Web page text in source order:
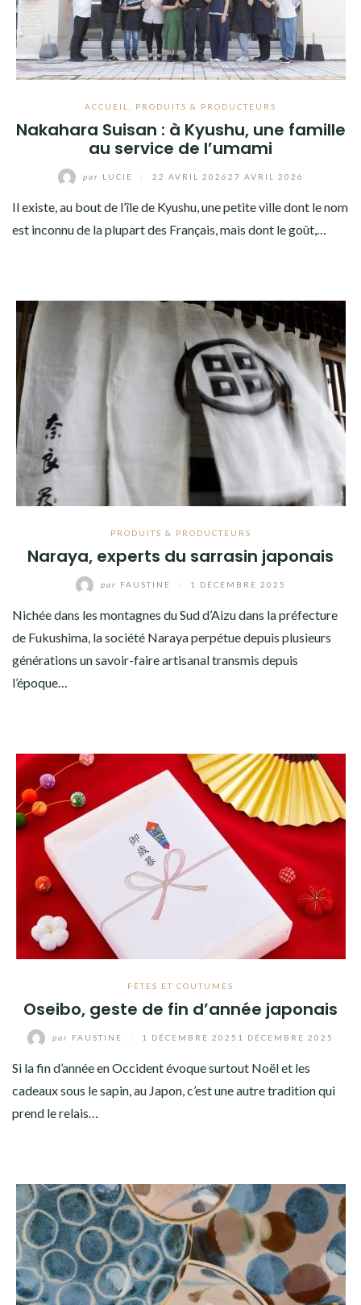
ACCUEIL PRODUITS & PRODUCTEURS
Nakahara Suisan : à Kyushu, une famille
au service de l’umami
par LUCIE 22 AVRIL 2026 27 AVRIL 2026
Il existe, au bout de l’île de Kyushu, une petite ville dont le nom
est inconnu de la plupart des Français, mais dont le goût,…
PRODUITS & PRODUCTEURS
Naraya, experts du sarrasin japonais
par FAUSTINE 1 DÉCEMBRE 2025
Nichée dans les montagnes du Sud d’Aizu dans la préfecture
de Fukushima, la société Naraya perpétue depuis plusieurs
générations un savoir-faire artisanal transmis depuis
l’époque…
FÊTES ET COUTUMES
Oseibo, geste de fin d’année japonais
par FAUSTINE 1 DÉCEMBRE 2025 1 DÉCEMBRE 2025
Si la fin d’année en Occident évoque surtout Noël et les
cadeaux sous le sapin, au Japon, c’est une autre tradition qui
prend le relais…